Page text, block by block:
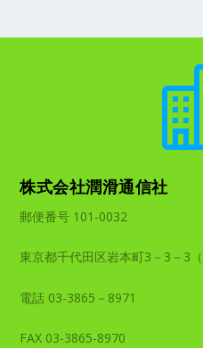
株式会社潤滑通信社
郵便番号 101-0032
東京都千代田区岩本町3－3－3
電話 03-3865－8971
FAX 03-3865-8970